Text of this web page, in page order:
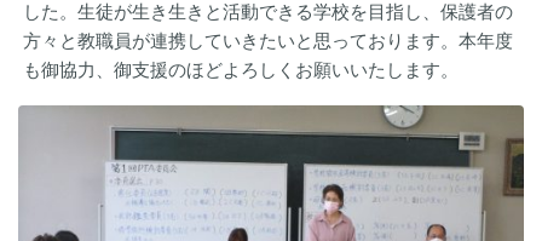
した。生徒が生き生きと活動できる学校を目指し、保護者の
方々と教職員が連携していきたいと思っております。本年度
も御協力、御支援のほどよろしくお願いいたします。